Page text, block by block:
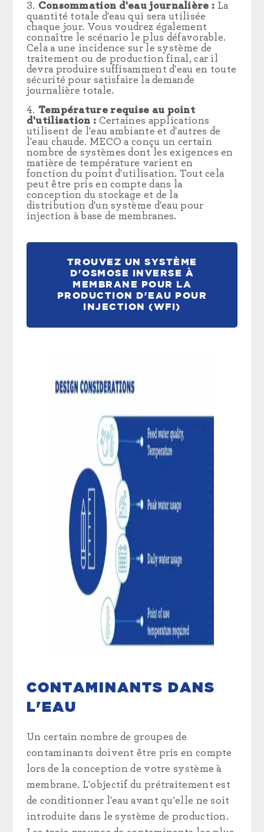
Consommation d'eau journalière : La
quantité totale d'eau qui sera utilisée
chaque jour. Vous voudrez également
connaître le scénario le plus défavorable.
Cela a une incidence sur le système de
traitement ou de production final, car il
devra produire suffisamment d'eau en toute
sécurité pour satisfaire la demande
journalière totale.
Température requise au point
d'utilisation : Certaines applications
utilisent de l'eau ambiante et d'autres de
l'eau chaude. MECO a conçu un certain
nombre de systèmes dont les exigences en
matière de température varient en
fonction du point d'utilisation. Tout cela
peut être pris en compte dans la
conception du stockage et de la
distribution d'un système d'eau pour
injection à base de membranes.
TROUVEZ UN SYSTÈME
D'OSMOSE INVERSE À
MEMBRANE POUR LA
PRODUCTION D'EAU POUR
INJECTION (WFI)
CONTAMINANTS DANS
L'EAU
Un certain nombre de groupes de
contaminants doivent être pris en compte
lors de la conception de votre système à
membrane. L'objectif du prétraitement est
de conditionner l'eau avant qu'elle ne soit
introduite dans le système de production.